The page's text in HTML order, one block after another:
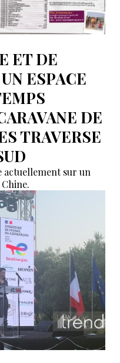
ET DE
ESPACE
DE
TRAVERSE
actuellement sur un